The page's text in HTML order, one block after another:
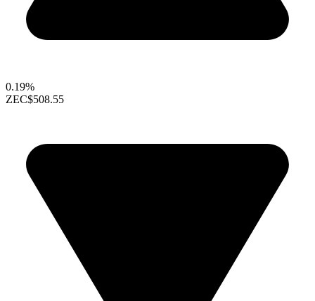
0.19%
ZEC$508.55